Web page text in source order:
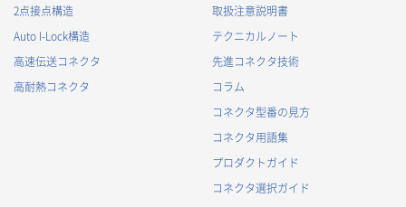
2点接点構造
Auto I-Lock構造
高速伝送コネクタ
高耐熱コネクタ
取扱注意説明書
テクニカルノート
先進コネクタ技術
コラム
コネクタ型番の見方
コネクタ用語集
プロダクトガイド
コネクタ選択ガイド